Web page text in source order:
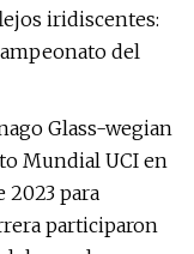
iridiscentes:
del
Glass-wegian
Mundial UCI en
2023 para
participaron